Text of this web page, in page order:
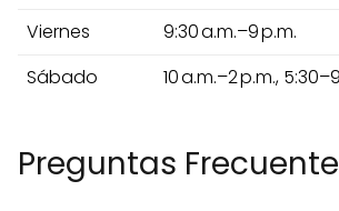
Viernes
9:30 a.m.–9 p.m.
Sábado
10 a.m.–2 p.m.,
Preguntas